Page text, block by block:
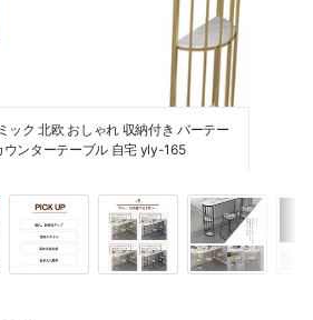
ック 北欧 おしゃれ 収納付き バーテー
ウンターテーブル 自宅 yly-165